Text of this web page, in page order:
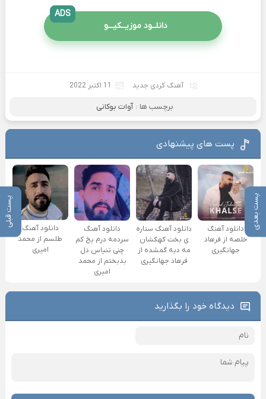
پست بعدی پست قبلی
دانلــود موزیــکیـــو
ADS
آهنگ کردی جدید 11 اکتبر 2022
برچسب ها : آوات بوکانی
پست های پیشنهادی
دانلود آهنگ
خلصه از فرهاد
جهانگیری
دانلود آهنگ ستاره
ی بخت کهکشان
مه دیه گمشده از
فرهاد جهانگیری
دانلود آهنگ
سردمه درم یخ کم
چنی تنیاس دل
بدبختم از محمد
امیری
دانلود آهنگ
طلسم از محمد
امیری
دیدگاه خود را بگذارید